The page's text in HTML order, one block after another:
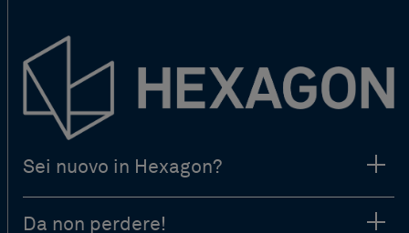
Sei nuovo in Hexagon?
Da non perdere!